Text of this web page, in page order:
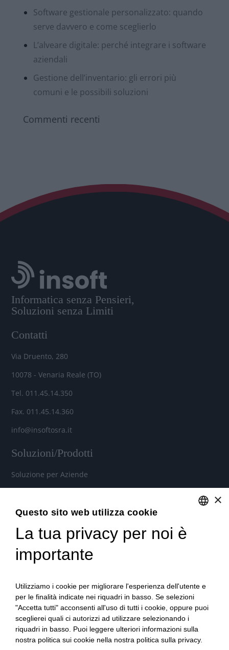
Software gestionale personalizzato: quando
serve davvero e come sceglierlo
L’alveare digitale: perché integrare i software
aziendali
Gestione dell’inventario: gli errori più
comuni e le possibili soluzioni
Commenti recenti
Informatica senza Pensieri,
Soluzioni senza Limiti
Contatti
Via Druento, 280
10078 - Venaria Reale (TO)
Tel. 011.45.14.350
Fax. 011.45.14.360
info@insoftosra.it
Soluzioni/Prodotti
Soluzione per Aziende
Soluzione per Consulenti
Servizi
Industria 4.0
Soluzioni in Cloud per aziende, commercialisti e consulenti
del lavoro
Formazione qualificata
Consulenza tecnica e organizzativa
×
Questo sito web utilizza cookie
La tua privacy per noi è
importante
Utilizziamo i cookie per migliorare l'esperienza dell'utente e
per le finalità indicate nei riquadri in basso. Se selezioni
"Accetta tutti" acconsenti all'uso di tutti i cookie, oppure puoi
sceglierei quali ci autorizzi ad utilizzare selezionando i
riquadri in basso. Puoi leggere ulteriori informazioni sulla
nostra politica sui cookie nella nostra politica sulla privacy.